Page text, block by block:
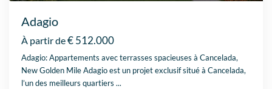
Adagio
À partir de€ 512.000
Adagio: Appartements avec terrasses spacieuses à Cancelada,
New Golden Mile Adagio est un projet exclusif situé à Cancelada,
l’un des meilleurs quartiers...